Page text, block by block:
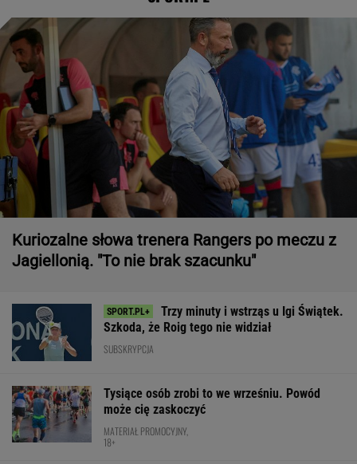
Kuriozalne słowa trenera Rangers po meczu z
Jagiellonią. "To nie brak szacunku"
Trzy minuty i wstrząs u Igi Świątek.
Szkoda, że Roig tego nie widział
SUBSKRYPCJA
Tysiące osób zrobi to we wrześniu. Powód
może cię zaskoczyć
MATERIAŁ PROMOCYJNY,
18+